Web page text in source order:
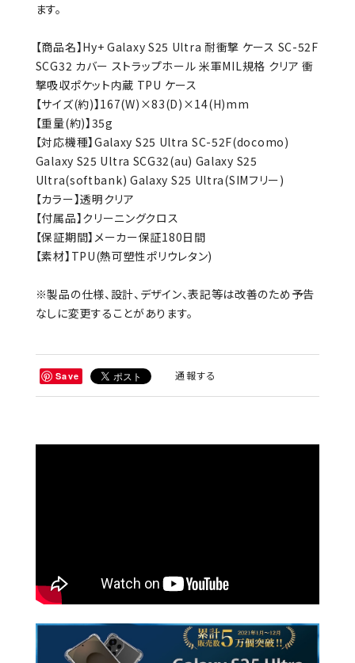
ます。
【商品名】Hy+ Galaxy S25 Ultra 耐衝撃 ケース SC-52F
SCG32 カバー ストラップホール 米軍MIL規格 クリア 衝
撃吸収ポケット内蔵 TPU ケース
【サイズ(約)】167(W)×83(D)×14(H)mm
【重量(約)】35g
【対応機種】Galaxy S25 Ultra SC-52F(docomo)
Galaxy S25 Ultra SCG32(au) Galaxy S25
Ultra(softbank) Galaxy S25 Ultra(SIMフリー)
【カラー】透明クリア
【付属品】クリーニングクロス
【保証期間】メーカー保証180日間
【素材】TPU(熱可塑性ポリウレタン)
※製品の仕様、設計、デザイン、表記等は改善のため予告
なしに変更することがあります。
Save 通報する